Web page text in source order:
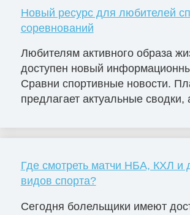
Новый ресурс для любителей
соревнований
Любителям активного образа
доступен новый
Сравни спортивные новости.
предлагает актуальные сводки,
Где смотреть матчи НБА, КХЛ и
видов спорта?
Сегодня болельщики имеют